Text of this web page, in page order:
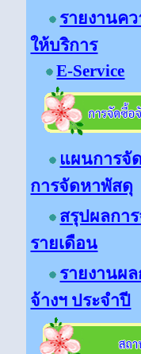
รายงานค
ให้บริการ
E-Service
แผนการจั
การจัดหาพัสดุ
สรุปผลกา
รายเดือน
รายงานผ
จ้างฯ ประจำปี